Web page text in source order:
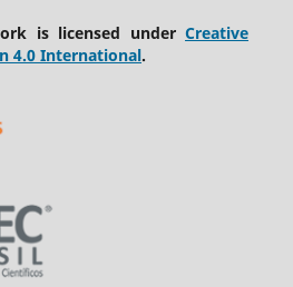
is licensed underCreative
4.0 International.